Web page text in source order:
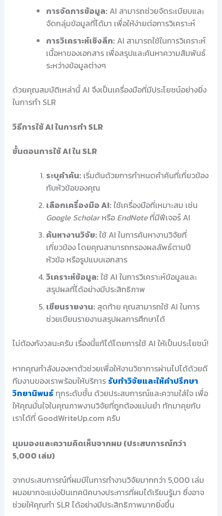
การจัดการข้อมูล: AI สามารถช่วยจัดระเบียบและ
จัดกลุ่มข้อมูลที่ได้มา เพื่อให้ง่ายต่อการวิเคราะห์
การวิเคราะห์เชิงลึก: AI สามารถใช้ในการวิเคราะห์
เนื้อหาของเอกสาร เพื่อสรุปและค้นหาความสัมพันธ์
ระหว่างข้อมูลต่างๆ
ด้วยคุณสมบัติเหล่านี้ AI จึงเป็นเครื่องมือที่มีประโยชน์อย่างยิ่ง
ในการทำ SLR
วิธีการใช้ AI ในการทำ SLR
ขั้นตอนการใช้ AI ใน SLR
ระบุคำค้น: เริ่มต้นด้วยการกำหนดคำค้นที่เกี่ยวข้อง
กับหัวข้อของคุณ
เลือกเครื่องมือ AI: ใช้เครื่องมือที่เหมาะสม เช่น
Google Scholarหรือ EndNoteที่มีฟีเจอร์ AI
ค้นหางานวิจัย: ใช้ AI ในการค้นหางานวิจัยที่
เกี่ยวข้อง โดยคุณสามารถกรองผลลัพธ์ตามปี
หัวข้อ หรือรูปแบบเอกสาร
วิเคราะห์ข้อมูล: ใช้ AI ในการวิเคราะห์ข้อมูลและ
สรุปผลที่ได้อย่างมีประสิทธิภาพ
เขียนรายงาน: สุดท้าย คุณสามารถใช้ AI ในการ
ช่วยเขียนรายงานสรุปผลการศึกษาได้
ไม่ต้องกังวลนะครับ เรื่องนี้แก้ได้โดยการใช้ AI ให้เป็นประโยชน์!
หากคุณกำลังมองหาตัวช่วยเพื่อให้งานวิชาการผ่านไปได้ด้วยดี
ทีมงานของเราพร้อมให้บริการ รับทำวิจัยและให้คำปรึกษา
วิทยานิพนธ์ทุกระดับชั้น ด้วยประสบการณ์และความใส่ใจ เพื่อ
ให้คุณมั่นใจในคุณภาพงานวิจัยที่ถูกต้องแม่นยำ ทักมาคุยกับ
เราได้ที่ GoodWriteUp.com ครับ
มุมมองและความคิดเห็นจากผม (ประสบการณ์กว่า
5,000 เล่ม)
จากประสบการณ์ที่ผมมีในการทำงานวิจัยมากกว่า 5,000 เล่ม
ผมอยากจะแบ่งปันเทคนิคบางประการที่ผมได้เรียนรู้มา ซึ่งอาจ
ช่วยให้คุณทำ SLR ได้อย่างมีประสิทธิภาพมากยิ่งขึ้น